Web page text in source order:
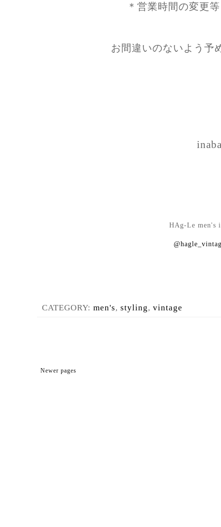
＊営業時間の変更
お間違いのないよう予
HAg-Le men's
CATEGORY: men's, styling, vintage
Newer pages